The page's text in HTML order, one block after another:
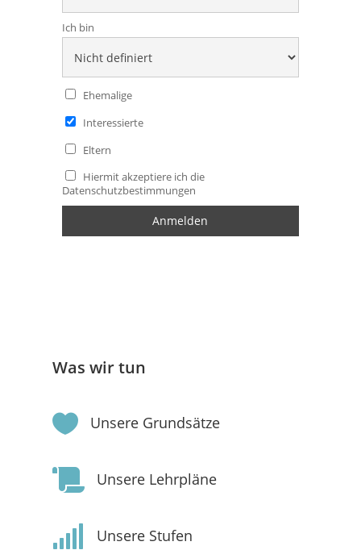
Ich bin
Ehemalige
Interessierte
Eltern
Hiermit akzeptiere ich die
Datenschutzbestimmungen
Was wir tun
 Unsere Grundsätze
 Unsere Lehrpläne
 Unsere Stufen